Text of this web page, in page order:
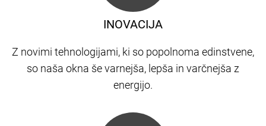
INOVACIJA
Z novimi tehnologijami, ki so popolnoma edinstvene,
so naša okna še varnejša, lepša in varčnejša z
energijo.